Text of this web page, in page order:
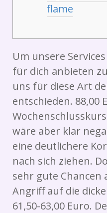
flame
Um unsere
für dich anbieten
uns für diese Art
entschieden. 88,00
wäre aber klar
eine deutlichere
nach sich ziehen.
sehr gute
Angriff auf die
61,50-63,00 Euro.